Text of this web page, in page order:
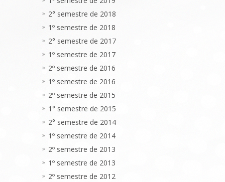
2° semestre de 2018
1º semestre de 2018
2° semestre de 2017
1º semestre de 2017
2º semestre de 2016
1º semestre de 2016
2º semestre de 2015
1° semestre de 2015
2° semestre de 2014
1º semestre de 2014
2º semestre de 2013
1º semestre de 2013
2º semestre de 2012